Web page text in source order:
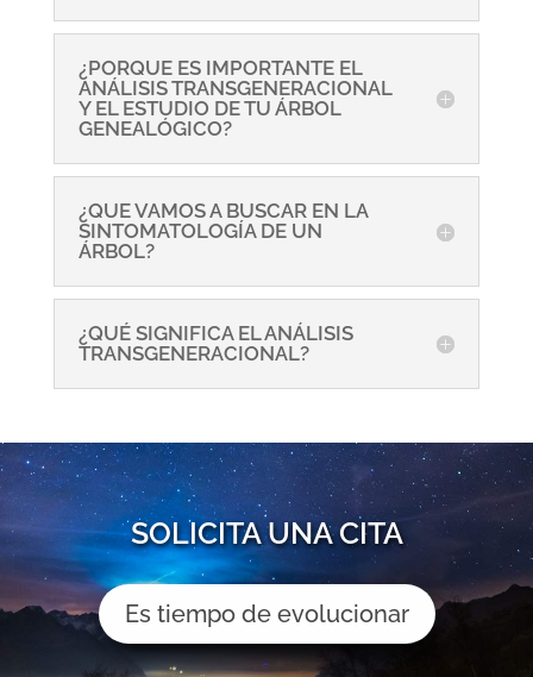
¿PORQUE ES IMPORTANTE EL
ANÁLISIS TRANSGENERACIONAL
Y EL ESTUDIO DE TU ÁRBOL
GENEALÓGICO?
¿QUE VAMOS A BUSCAR EN LA
SINTOMATOLOGÍA DE UN
ÁRBOL?
¿QUÉ SIGNIFICA EL ANÁLISIS
TRANSGENERACIONAL?
SOLICITA UNA CITA
Es tiempo de evolucionar